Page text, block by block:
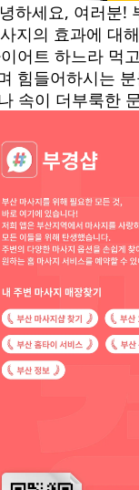
하세요, 여러분!
지의 효과에 대
어트 하느라 먹
힘들어하시는
속이 더부룩한